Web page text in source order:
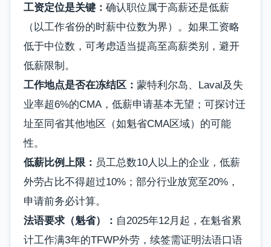
工资定位是关键： 确认职位属于高薪还是低薪
（以工作省份的时薪中位数为界）。如果工资略
低于中位数，可考虑适当提高至高薪类别，避开
低薪限制。
工作地点是否在冻结区： 蒙特利尔岛、Laval及失
业率超6%的CMA，低薪申请基本无望；可探讨迁
址至同省其他地区（如魁省CMA区域）的可能
性。
低薪比例上限： 员工总数10人以上的企业，低薪
外劳占比不得超过10%；部分行业放宽至20%，
申请前务必计算。
法语要求（魁省）： 自2025年12月起，在魁省累
计工作满3年的TFWP外劳，续签需证明法语口语